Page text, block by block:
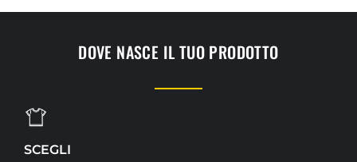
DOVE NASCE IL TUO PRODOTTO
SCEGLI